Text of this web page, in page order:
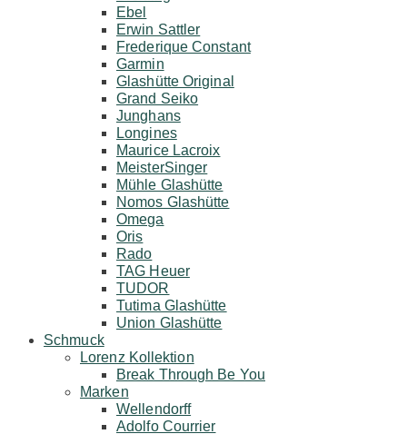
Ebel
Erwin Sattler
Frederique Constant
Garmin
Glashütte Original
Grand Seiko
Junghans
Longines
Maurice Lacroix
MeisterSinger
Mühle Glashütte
Nomos Glashütte
Omega
Oris
Rado
TAG Heuer
TUDOR
Tutima Glashütte
Union Glashütte
Schmuck
Lorenz Kollektion
Break Through Be You
Marken
Wellendorff
Adolfo Courrier